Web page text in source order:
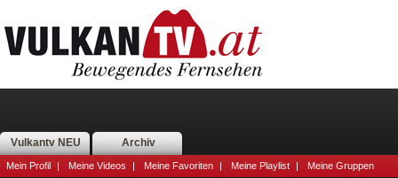
Vulkantv NEU Archiv
Mein Profil | Meine Videos | Meine Favoriten | Meine Playlist | Meine Gruppen